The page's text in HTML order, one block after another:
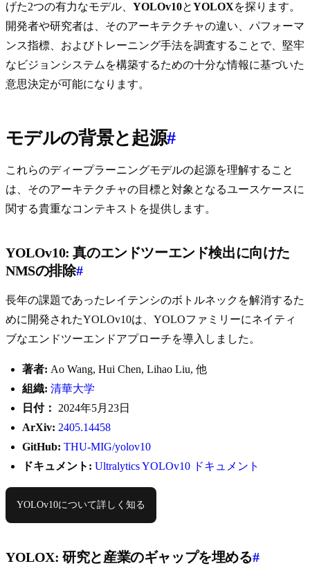
げた2つの有力なモデル、 YOLOv10とYOLOXを探ります。
開発者や研究者は、そのアーキテクチャの違い、パフォーマ
ンス指標、およびトレーニング手法を調査することで、堅牢
なビジョンシステムを構築するための十分な情報に基づいた
意思決定が可能になります。
モデルの背景と起源#
これらのディープラーニングモデルの起源を理解すること
は、そのアーキテクチャの目標と対象となるユースケースに
関する貴重なコンテキストを提供します。
YOLOv10: 真のエンドツーエンド検出に向けた
NMSの排除#
長年の課題であったレイテンシのボトルネックを解消するた
めに開発されたYOLOv10は、YOLOファミリーにネイティ
ブなエンドツーエンドアプローチを導入しました。
著者: Ao Wang, Hui Chen, Lihao Liu, 他
組織: 清華大学
日付：
2024年5月23日
ArXiv: 2405.14458
GitHub: THU-MIG/yolov10
ドキュメント: Ultralytics YOLOv10 ドキュメント
YOLOv10について詳しく知る
YOLOX: 研究と産業のギャップを埋める#